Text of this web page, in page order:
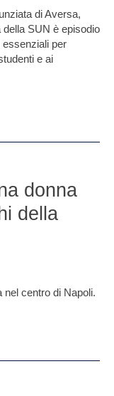
di Aversa,
SUN è episodio
essenziali per
e ai
donna
della
centro di Napoli.